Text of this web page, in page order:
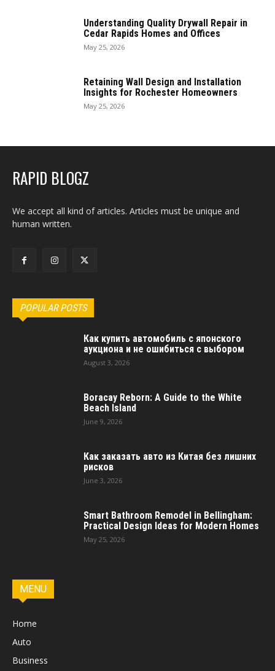
Understanding Quality Drywall Repair in
Cedar Rapids Homes and Offices
May 25, 2026
Retaining Wall Design and Installation
Insights for Rochester Homeowners
May 25, 2026
RAPID BLOGZ
We accept all kind of articles. Articles must be unique and
human written.
POPULAR POSTS
Как купить автомобиль с японского
аукциона и не ошибиться с выбором
August 3, 2026
Boracay Reborn: A Guide to the White
Beach Island
June 9, 2026
Как заказать авто из Китая без лишних
рисков
June 3, 2026
Smart Bathroom Remodel in Bellingham:
Practical Design Ideas for Modern Homes
May 25, 2026
MENU
Home
Auto
Business